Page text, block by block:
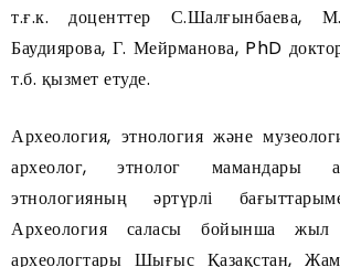
т.ғ.к. доценттер С.Шалғынбаева,
Баудиярова, Г. Мейрманова, PhD
т.б. қызмет етуде.
Археология, этнология және
археолог, этнолог мамандары
этнологияның әртүрлі
Археология саласы бойынша жыл
археологтары Шығыс Қазақстан,